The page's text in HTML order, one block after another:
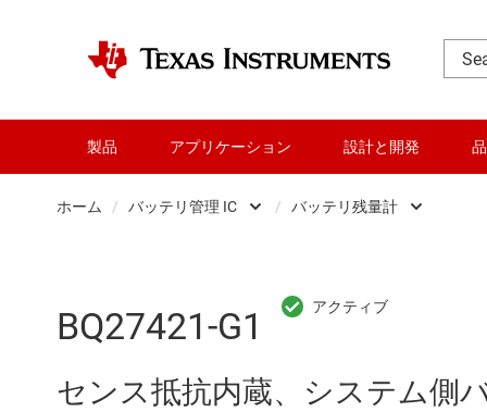
製品 アプリケーション 設計と開発
ホーム / バッテリ管理 IC
RF とマイクロ波
インターフェイス
/ バッテリ残量計
バッテリ残
BQ27421-G1
センス抵抗内蔵、システム側